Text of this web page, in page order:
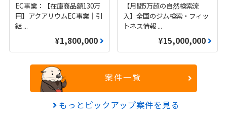
EC事業：【在庫商品額130万
円】アクアリウムEC事業｜引
継 ...
¥1,800,000
【月間5万超の自然検索流
入】全国のジム検索・フィッ
トネス情報 ...
¥15,000,000
案件一覧
もっとピックアップ案件を見る